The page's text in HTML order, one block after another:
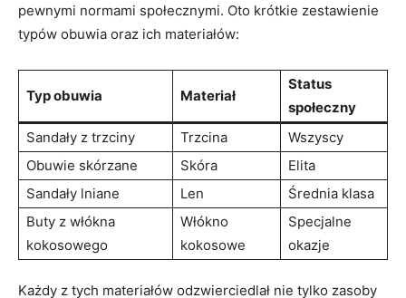
pewnymi⁢ normami społecznymi. Oto krótkie zestawienie
typów obuwia ‍oraz ich materiałów:
Typ obuwia Materiał
Status
społeczny
Sandały z ⁣trzciny
Trzcina
Wszyscy
Obuwie skórzane
Skóra
Elita
Sandały lniane
Len
Średnia klasa
Buty z włókna
kokosowego
Włókno
kokosowe
Specjalne
okazje
Każdy z tych ‌materiałów odzwierciedlał nie tylko zasoby